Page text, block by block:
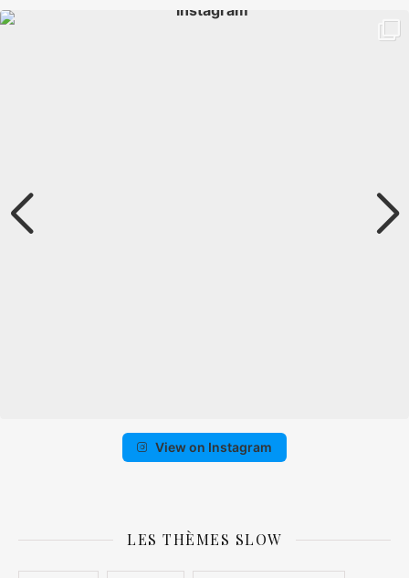
View on Instagram
LES THÈMES SLOW